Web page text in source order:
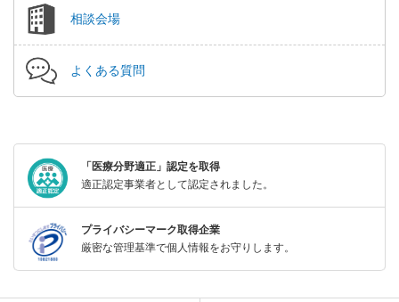
相談会場
よくある質問
「医療分野適正」認定を取得
適正認定事業者として認定されました。
プライバシーマーク取得企業
厳密な管理基準で個人情報をお守りします。